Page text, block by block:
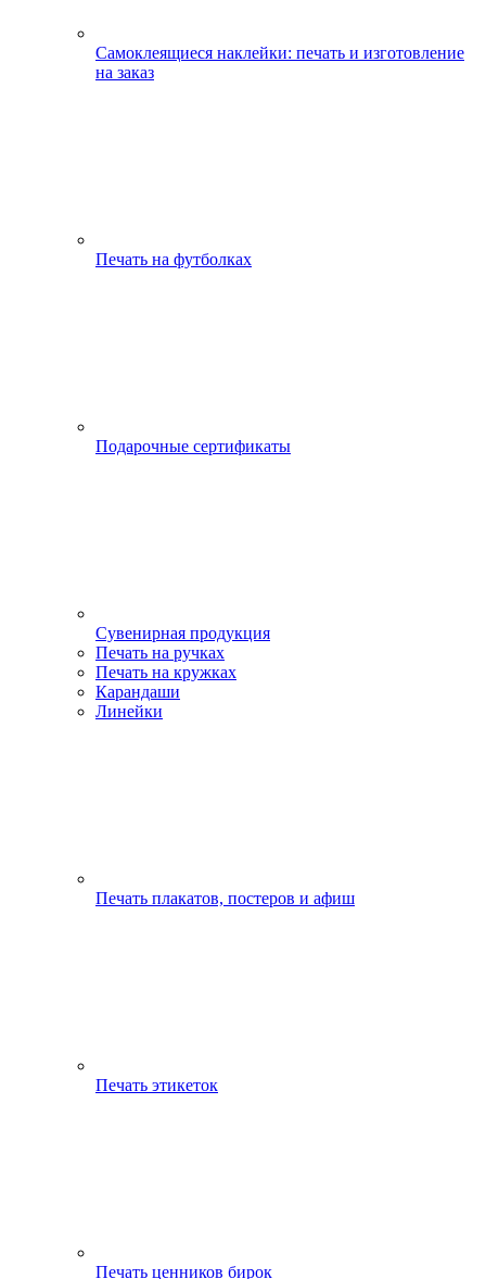
Самоклеящиеся наклейки: печать и изготовление
на заказ
Печать на футболках
Подарочные сертификаты
Сувенирная продукция
Печать на ручках
Печать на кружках
Карандаши
Линейки
Печать плакатов, постеров и афиш
Печать этикеток
Печать ценников бирок